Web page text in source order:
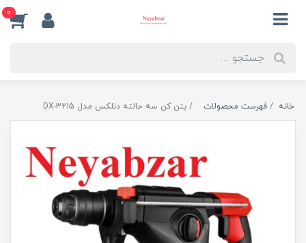
0
خانه فهرست محصولات بتن کن سه حالته دنلکس مدل DX-3215